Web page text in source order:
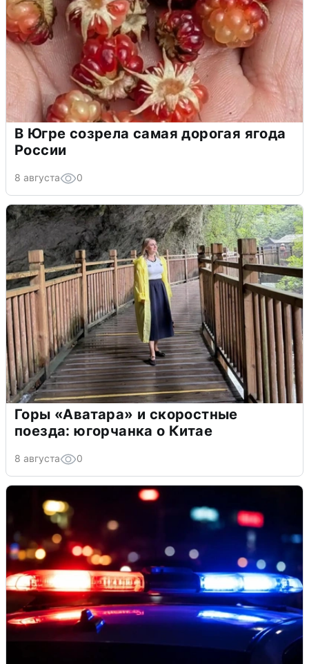
В Югре созрела самая дорогая ягода
России
8 августа 0
Горы «Аватара» и скоростные
поезда: югорчанка о Китае
8 августа 0